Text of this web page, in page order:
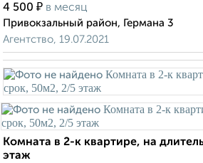
4 500 ₽ в месяц
Привокзальный район, Германа 3
Агентство, 19.07.2021
Комната в 2-к квартире, на
этаж